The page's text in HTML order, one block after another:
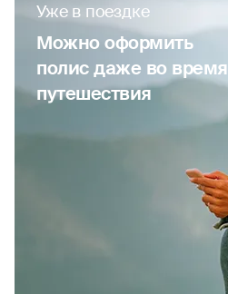
Уже в поездке
Можно оформить
полис даже во время
путешествия